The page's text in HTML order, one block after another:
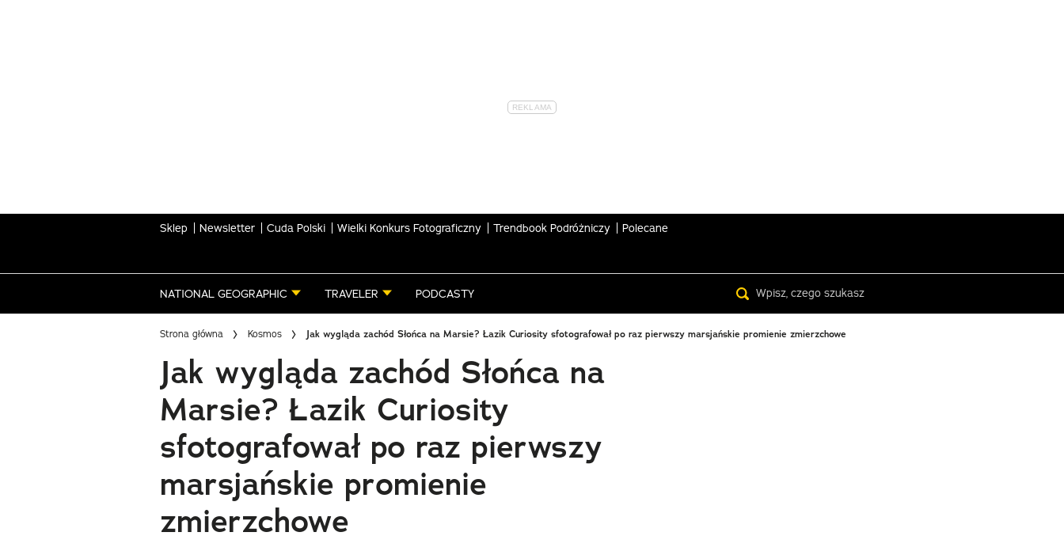
Sklep Newsletter Cuda Polski Wielki Konkurs Fotograficzny Trendbook Podróżniczy Polecane
NATIONAL GEOGRAPHIC TRAVELER PODCASTY
Strona główna Kosmos Jak wygląda zachód Słońca na Marsie? Łazik Curiosity sfotografował po raz pierwszy marsjańskie promienie zmierzchowe
Jak wygląda zachód Słońca na
Marsie? Łazik Curiosity
sfotografował po raz pierwszy
marsjańskie promienie
zmierzchowe